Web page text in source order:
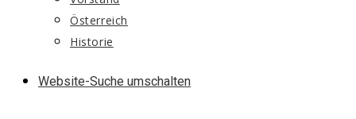
Österreich
Historie
Website-Suche umschalten